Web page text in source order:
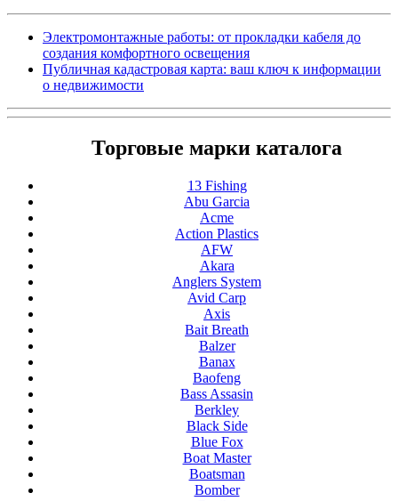
Электромонтажные работы: от прокладки кабеля до
создания комфортного освещения
Публичная кадастровая карта: ваш ключ к информации
о недвижимости
Торговые марки каталога
13 Fishing
Abu Garcia
Acme
Action Plastics
AFW
Akara
Anglers System
Avid Carp
Axis
Bait Breath
Balzer
Banax
Baofeng
Bass Assasin
Berkley
Black Side
Blue Fox
Boat Master
Boatsman
Bomber